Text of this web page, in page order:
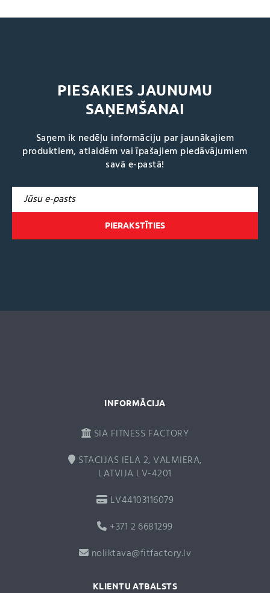
PIESAKIES JAUNUMU
SAŅEMŠANAI
Saņem ik nedēļu informāciju par jaunākajiem
produktiem, atlaidēm vai īpašajiem piedāvājumiem
savā e-pastā!
t
INFORMĀCIJA
SIA FITNESS FACTORY
STACIJAS IELA 2, VALMIERA,
LATVIJA LV-4201
LV44103116079
+371 2 6681299
noliktava@fitfactory.lv
KLIENTU ATBALSTS